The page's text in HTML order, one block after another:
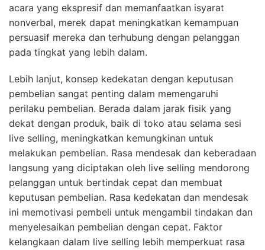
acara yang ekspresif dan memanfaatkan isyarat
nonverbal, merek dapat meningkatkan kemampuan
persuasif mereka dan terhubung dengan pelanggan
pada tingkat yang lebih dalam.
Lebih lanjut, konsep kedekatan dengan keputusan
pembelian sangat penting dalam memengaruhi
perilaku pembelian. Berada dalam jarak fisik yang
dekat dengan produk, baik di toko atau selama sesi
live selling, meningkatkan kemungkinan untuk
melakukan pembelian. Rasa mendesak dan keberadaan
langsung yang diciptakan oleh live selling mendorong
pelanggan untuk bertindak cepat dan membuat
keputusan pembelian. Rasa kedekatan dan mendesak
ini memotivasi pembeli untuk mengambil tindakan dan
menyelesaikan pembelian dengan cepat. Faktor
kelangkaan dalam live selling lebih memperkuat rasa